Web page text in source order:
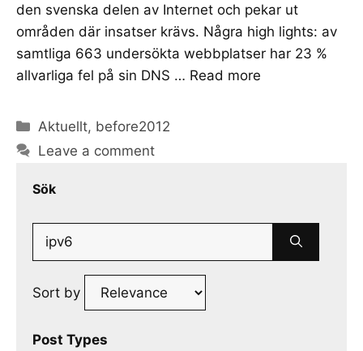
den svenska delen av Internet och pekar ut
områden där insatser krävs. Några high lights: av
samtliga 663 undersökta webbplatser har 23 %
allvarliga fel på sin DNS … Read more
Categories
Aktuellt, before2012
Leave a comment
Sök
Search
for:
Sort by
Post Types